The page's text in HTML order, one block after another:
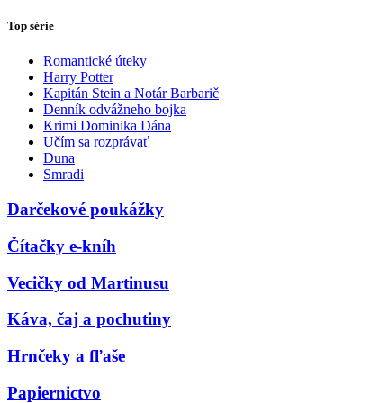
Top série
Romantické úteky
Harry Potter
Kapitán Stein a Notár Barbarič
Denník odvážneho bojka
Krimi Dominika Dána
Učím sa rozprávať
Duna
Smradi
Darčekové poukážky
Čítačky e-kníh
Vecičky od Martinusu
Káva, čaj a pochutiny
Hrnčeky a fľaše
Papiernictvo